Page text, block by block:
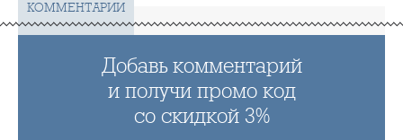
КОММЕНТАРИИ
Добавь комментарий
и получи промо код
со скидкой 3%